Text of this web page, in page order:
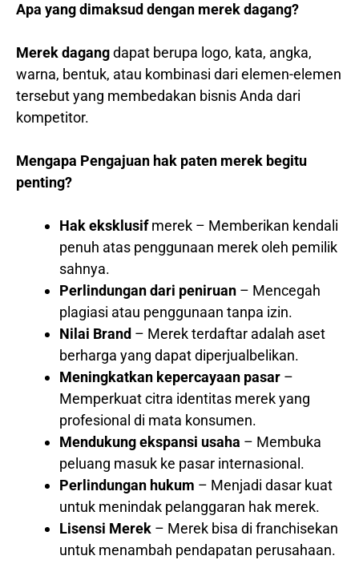
Apa yang dimaksud dengan merek dagang?
Merek dagangdapat berupa logo, kata, angka,
warna, bentuk, atau kombinasi dari elemen-elemen
tersebut yang membedakan bisnis Anda dari
kompetitor.
Mengapa Pengajuan hak paten merek begitu
penting?
Hak eksklusifmerek – Memberikan kendali
penuh atas penggunaan merek oleh pemilik
sahnya.
Perlindungan dari peniruan – Mencegah
plagiasi atau penggunaan tanpa izin.
Nilai Brand – Merek terdaftar adalah aset
berharga yang dapat diperjualbelikan.
Meningkatkan kepercayaan pasar –
Memperkuat citra identitas merek yang
profesional di mata konsumen.
Mendukung ekspansi usaha – Membuka
peluang masuk ke pasar internasional.
Perlindungan hukum – Menjadi dasar kuat
untuk menindak pelanggaran hak merek.
Lisensi Merek – Merek bisa di franchisekan
untuk menambah pendapatan perusahaan.